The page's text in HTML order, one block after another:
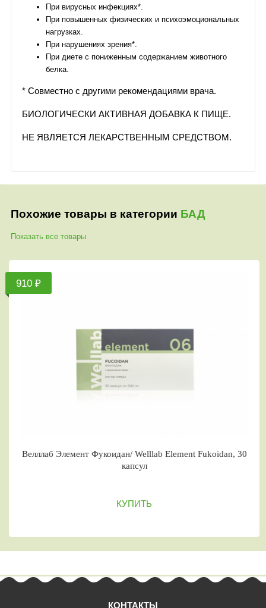
При вирусных инфекциях*.
При повышенных физических и психоэмоциональных
нагрузках.
При нарушениях зрения*.
При диете с пониженным содержанием животного
белка.
* Совместно с другими рекомендациями врача.
БИОЛОГИЧЕСКИ АКТИВНАЯ ДОБАВКА К ПИЩЕ.
НЕ ЯВЛЯЕТСЯ ЛЕКАРСТВЕННЫМ СРЕДСТВОМ.
Похожие товары в категории БАД
Показать все товары
Элемент Фукоидан/ Welllab Element Fukoidan, 30
КУПИТЬ
КОНТАКТЫ